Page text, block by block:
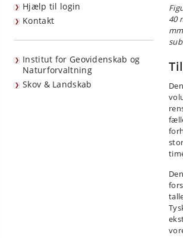
Hjælp til login
Kontakt
Institut for Geovidenskab og
Naturforvaltning
Skov & Landskab
40